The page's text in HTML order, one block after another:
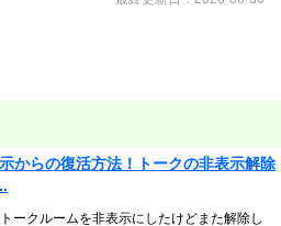
からの復活方法！トークの非表示解除
ークルームを非表示にしたけどまた解除し